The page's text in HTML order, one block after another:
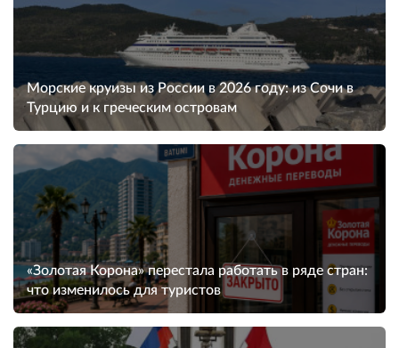
Морские круизы из России в 2026 году: из Сочи в
Турцию и к греческим островам
«Золотая Корона» перестала работать в ряде стран:
что изменилось для туристов